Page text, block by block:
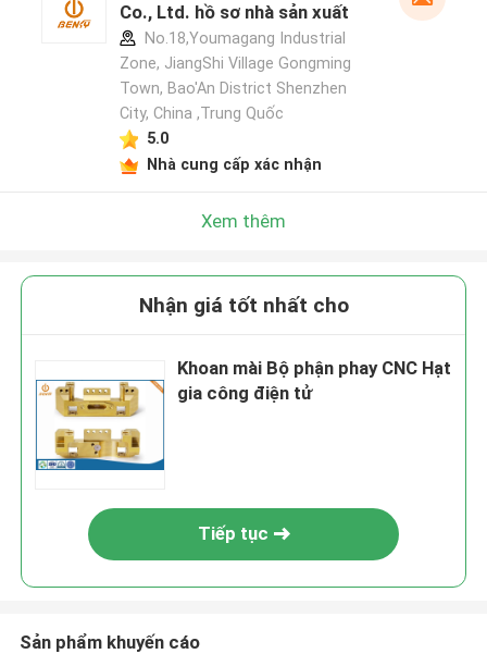
Co., Ltd. hồ sơ nhà sản xuất
No.18,Youmagang Industrial
Zone, JiangShi Village Gongming
Town, Bao'An District Shenzhen
City, China ,Trung Quốc
5.0
Nhà cung cấp xác nhận
Xem thêm
Nhận giá tốt nhất cho
Khoan mài Bộ phận phay CNC Hạt
gia công điện tử
Tiếp tục
Sản phẩm khuyến cáo